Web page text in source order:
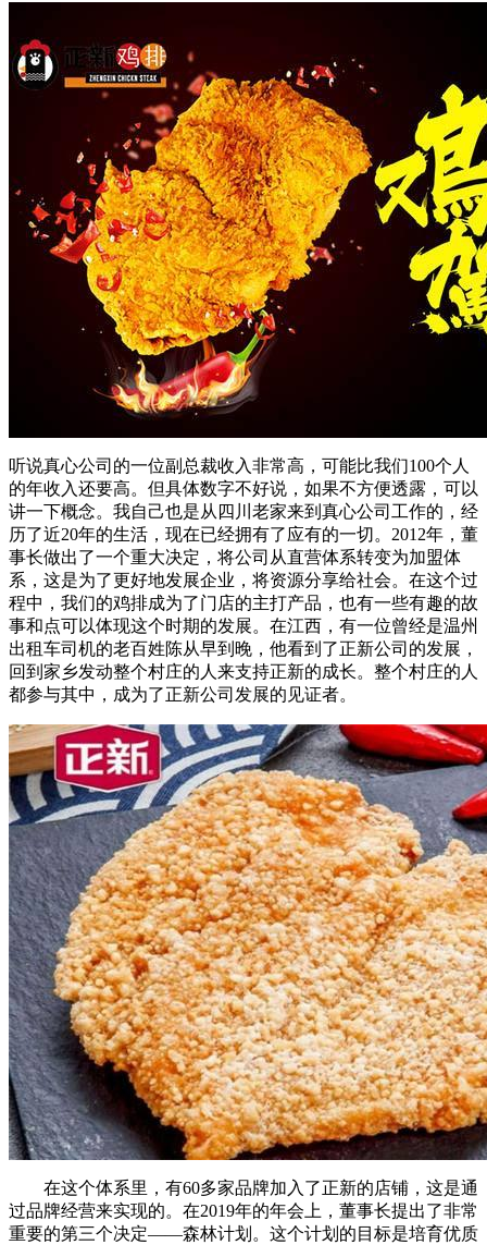
听说真心公司的一位副总裁收入非常高，可能比我们100个人
的年收入还要高。但具体数字不好说，如果不方便透露，可以
讲一下概念。我自己也是从四川老家来到真心公司工作的，经
历了近20年的生活，现在已经拥有了应有的一切。2012年，董
事长做出了一个重大决定，将公司从直营体系转变为加盟体
系，这是为了更好地发展企业，将资源分享给社会。在这个过
程中，我们的鸡排成为了门店的主打产品，也有一些有趣的故
事和点可以体现这个时期的发展。在江西，有一位曾经是温州
出租车司机的老百姓陈从早到晚，他看到了正新公司的发展，
回到家乡发动整个村庄的人来支持正新的成长。整个村庄的人
都参与其中，成为了正新公司发展的见证者。
在这个体系里，有60多家品牌加入了正新的店铺，这是通
过品牌经营来实现的。在2019年的年会上，董事长提出了非常
重要的第三个决定——森林计划。这个计划的目标是培育优质